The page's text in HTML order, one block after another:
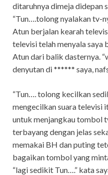
ditaruhnya dimeja didepan
“Tun….tolong nyalakan tv-
Atun berjalan kearah
televisi telah menyala saya
Atun dari balik dasternya.
denyutan di ****** saya,
“Tun…. tolong kecilkan
mengecilkan suara televisi
untuk menjangkau tombol
terbayang dengan jelas
memakai BH dan puting
bagaikan tombol yang
“lagi sedikit Tun….” kata